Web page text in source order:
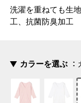
洗濯を重ねても生
工、抗菌防臭加
カラーを選ぶ